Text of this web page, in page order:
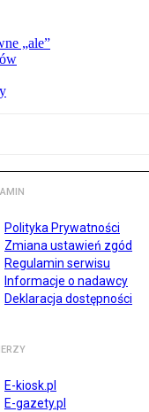
„ale”
Polityka Prywatności
Zmiana ustawień zgód
Regulamin serwisu
Informacje o nadawcy
Deklaracja dostępności
E-kiosk.pl
E-gazety.pl